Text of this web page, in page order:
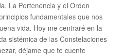
La Pertenencia y el Orden
fundamentales que nos
vida. Hoy me centraré en la
sistémica de las Constelaciones
déjame que te cuente